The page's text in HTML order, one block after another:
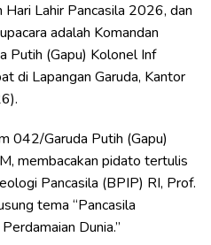
Lahir Pancasila 2026, dan
adalah Komandan
Putih (Gapu) Kolonel Inf
di Lapangan Garuda, Kantor
042/Garuda Putih (Gapu)
membacakan pidato tertulis
Pancasila (BPIP) RI, Prof.
tema “Pancasila
Dunia.”